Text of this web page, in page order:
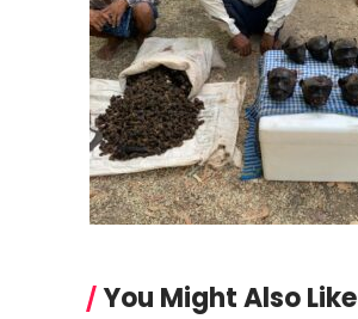
You Might Also Like